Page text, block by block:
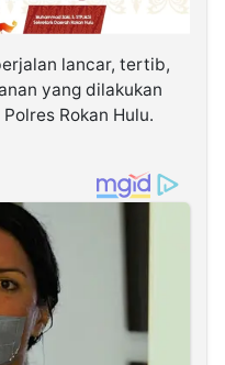
lancar, tertib,
yang dilakukan
Rokan Hulu.